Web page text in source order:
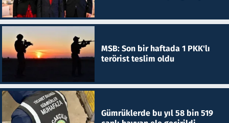
MSB: Son bir haftada 1 PKK'lı
terörist teslim oldu
Gümrüklerde bu yıl 58 bin 519